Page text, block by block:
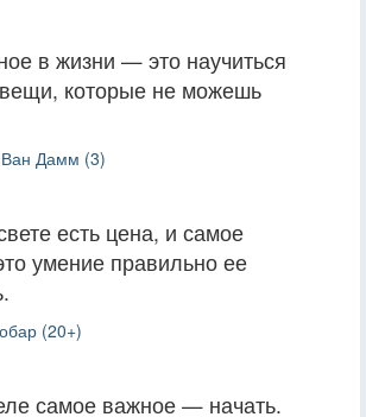
в жизни — это научиться
которые не можешь
Дамм (3)
есть цена, и самое
умение правильно ее
(20+)
самое важное — начать.